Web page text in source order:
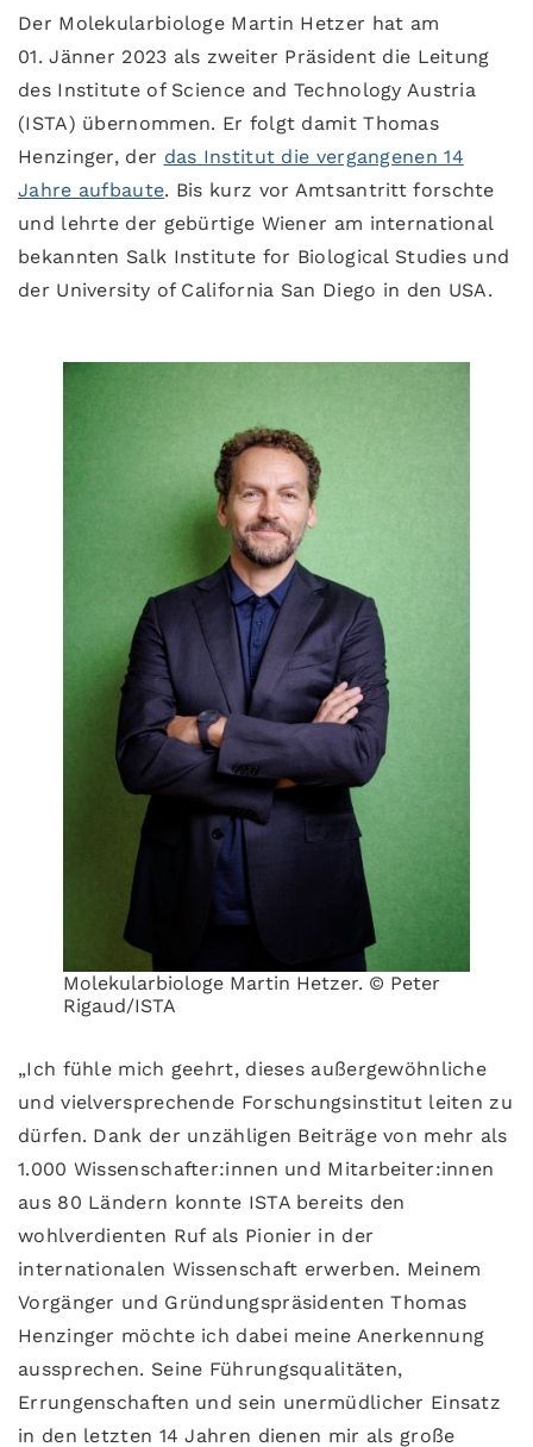
Der Molekularbiologe Martin Hetzer hat am
01. Jänner 2023 als zweiter Präsident die Leitung
des Institute of Science and Technology Austria
(ISTA) übernommen. Er folgt damit Thomas
Henzinger, der das Institut die vergangenen 14
Jahre aufbaute. Bis kurz vor Amtsantritt forschte
und lehrte der gebürtige Wiener am international
bekannten Salk Institute for Biological Studies und
der University of California San Diego in den USA.
Molekularbiologe Martin Hetzer. © Peter
Rigaud/ISTA
„Ich fühle mich geehrt, dieses außergewöhnliche
und vielversprechende Forschungsinstitut leiten zu
dürfen. Dank der unzähligen Beiträge von mehr als
1.000 Wissenschafter:innen und Mitarbeiter:innen
aus 80 Ländern konnte ISTA bereits den
wohlverdienten Ruf als Pionier in der
internationalen Wissenschaft erwerben. Meinem
Vorgänger und Gründungspräsidenten Thomas
Henzinger möchte ich dabei meine Anerkennung
aussprechen. Seine Führungsqualitäten,
Errungenschaften und sein unermüdlicher Einsatz
in den letzten 14 Jahren dienen mir als große